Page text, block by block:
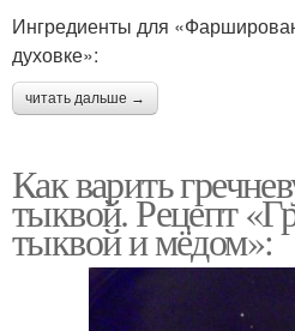
Ингредиенты для
духовке»:
читать дальше →
Как варить
тыквой. Рецепт
тыквой и мёдом»: